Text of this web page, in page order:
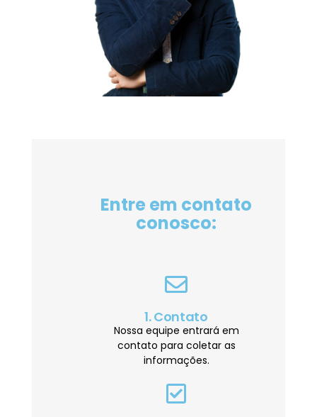
Entre em contato
conosco:
1. Contato
Nossa equipe entrará em
contato para coletar as
informações.